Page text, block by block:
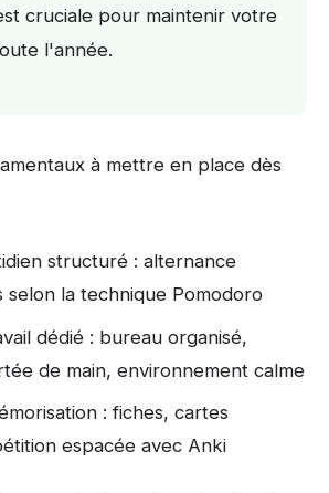
cruciale pour maintenir votre
l'année.
à mettre en place dès
structuré : alternance
selon la technique Pomodoro
dédié : bureau organisé,
de main, environnement calme
: fiches, cartes
espacée avec Anki